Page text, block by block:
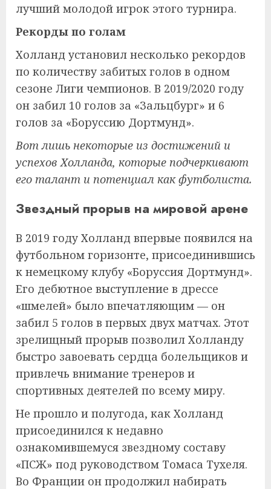
лучший молодой игрок этого турнира.
Рекорды по голам
Холланд установил несколько рекордов
по количеству забитых голов в одном
сезоне Лиги чемпионов. В 2019/2020 году
он забил 10 голов за «Зальцбург» и 6
голов за «Боруссию Дортмунд».
Вот лишь некоторые из достижений и
успехов Холланда, которые подчеркивают
его талант и потенциал как футболиста.
Звездный прорыв на мировой арене
В 2019 году Холланд впервые появился на
футбольном горизонте, присоединившись
к немецкому клубу «Боруссия Дортмунд».
Его дебютное выступление в дрессе
«шмелей» было впечатляющим — он
забил 5 голов в первых двух матчах. Этот
зрелищный прорыв позволил Холланду
быстро завоевать сердца болельщиков и
привлечь внимание тренеров и
спортивных деятелей по всему миру.
Не прошло и полугода, как Холланд
присоединился к недавно
ознакомившемуся звездному составу
«ПСЖ» под руководством Томаса Тухеля.
Во Франции он продолжил набирать